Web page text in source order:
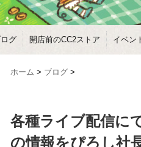
グ 開店前のCC2ストア イベン
ホーム > ブログ >
各種ライブ配信に
の情報をぴろし社